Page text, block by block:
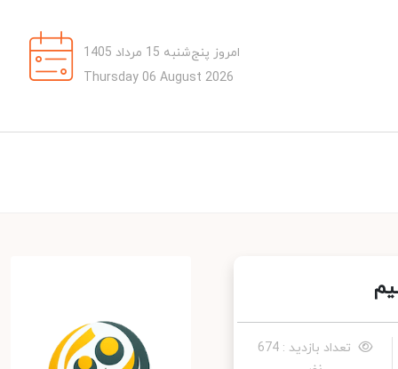
امروز پنج‌شنبه 15 مرداد 1405
Thursday 06 August 2026
تعداد بازدید : 674